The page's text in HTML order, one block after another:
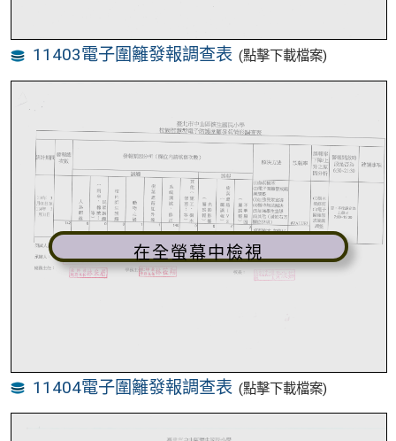
11403電子圍籬發報調查表 (點擊下載檔案)
在全螢幕中檢視
11404電子圍籬發報調查表 (點擊下載檔案)